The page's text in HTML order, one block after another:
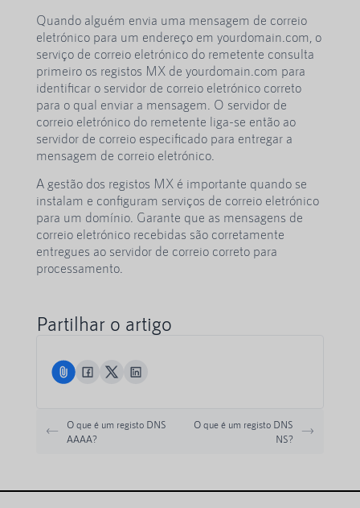
Quando alguém envia uma mensagem de correio
eletrónico para um endereço em yourdomain.com, o
serviço de correio eletrónico do remetente consulta
primeiro os registos MX de yourdomain.com para
identificar o servidor de correio eletrónico correto
para o qual enviar a mensagem. O servidor de
correio eletrónico do remetente liga-se então ao
servidor de correio especificado para entregar a
mensagem de correio eletrónico.
A gestão dos registos MX é importante quando se
instalam e configuram serviços de correio eletrónico
para um domínio. Garante que as mensagens de
correio eletrónico recebidas são corretamente
entregues ao servidor de correio correto para
processamento.
Partilhar o artigo
O que é um registo DNS
AAAA?
O que é um registo DNS
NS?